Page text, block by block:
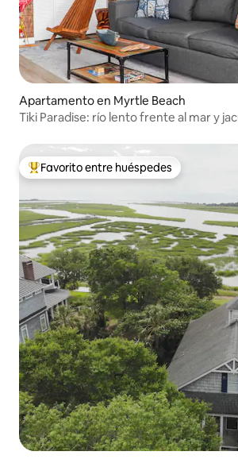
Apartamento en Myrtle Beach
Tiki Paradise: río lento frente al mar y
Favorito entre huéspedes preferido
Favorito entre huéspedes